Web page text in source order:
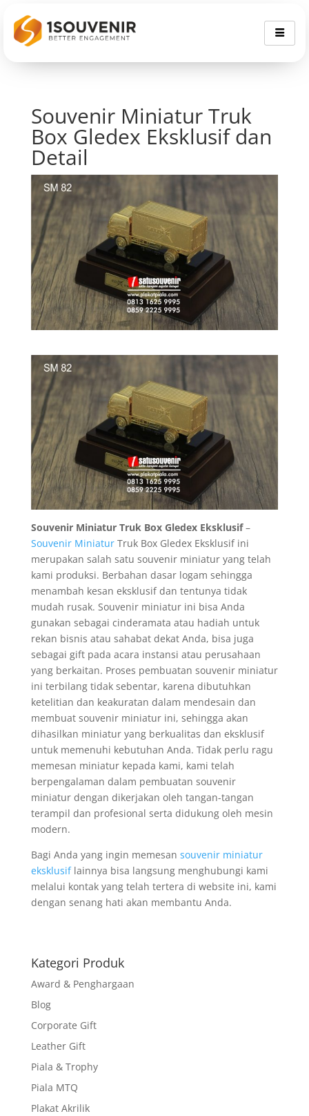
Souvenir Miniatur Truk
Box Gledex Eksklusif dan
Detail
Souvenir Miniatur Truk Box Gledex Eksklusif–
Souvenir MiniaturTruk Box Gledex Eksklusif ini
merupakan salah satu souvenir miniatur yang telah
kami produksi. Berbahan dasar logam sehingga
menambah kesan eksklusif dan tentunya tidak
mudah rusak. Souvenir miniatur ini bisa Anda
gunakan sebagai cinderamata atau hadiah untuk
rekan bisnis atau sahabat dekat Anda, bisa juga
sebagai gift pada acara instansi atau perusahaan
yang berkaitan. Proses pembuatan souvenir miniatur
ini terbilang tidak sebentar, karena dibutuhkan
ketelitian dan keakuratan dalam mendesain dan
membuat souvenir miniatur ini, sehingga akan
dihasilkan miniatur yang berkualitas dan eksklusif
untuk memenuhi kebutuhan Anda. Tidak perlu ragu
memesan miniatur kepada kami, kami telah
berpengalaman dalam pembuatan souvenir
miniatur dengan dikerjakan oleh tangan-tangan
terampil dan profesional serta didukung oleh mesin
modern.
Bagi Anda yang ingin memesan souvenir miniatur
eksklusiflainnya bisa langsung menghubungi kami
melalui kontak yang telah tertera di website ini, kami
dengan senang hati akan membantu Anda.
Kategori Produk
Award & Penghargaan
Blog
Corporate Gift
Leather Gift
Piala & Trophy
Piala MTQ
Plakat Akrilik